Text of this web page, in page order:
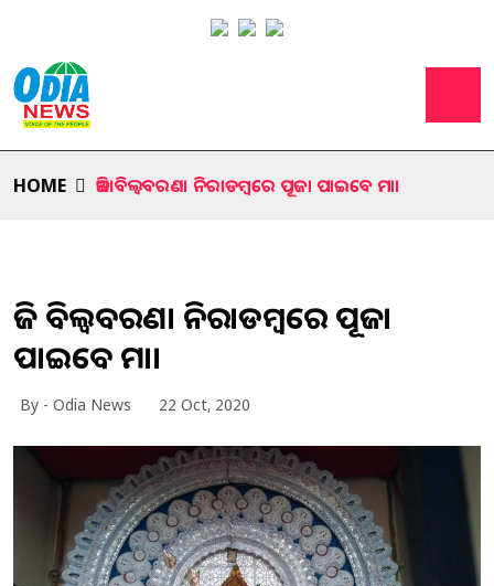
HOME ଆଜି ବିଲ୍ବବରଣ। ନିରାଡମ୍ବରେ ପୂଜା ପାଇବେ ମା।
ଆଜି ବିଲ୍ବବରଣ। ନିରାଡମ୍ବରେ ପୂଜା
ପାଇବେ ମା।
By - Odia News 22 Oct, 2020